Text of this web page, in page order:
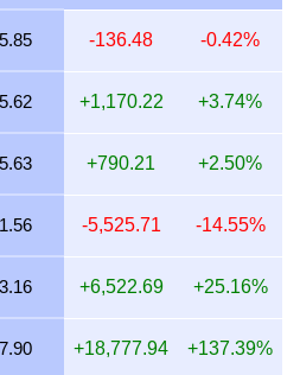
414.21 581.08 744.98
414.11 580.94 744.80
424.30
409.18 574.03 735.94
410.29
410.67 576.12 738.61
-136.48 -0.42%
+1,170.22 +3.74%
+790.21 +2.50%
-5,525.71 -14.55%
+6,522.69 +25.16%
+18,777.94 +137.39%